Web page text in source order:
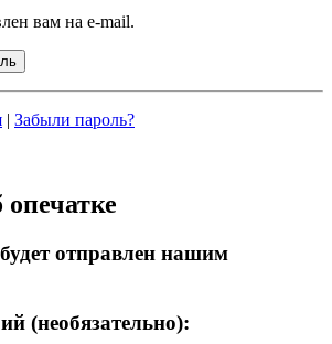
вам на e-mail.
| Забыли пароль?
отправлен нашим
(необязательно):